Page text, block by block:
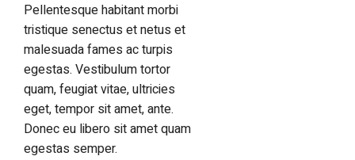
Pellentesque habitant morbi
tristique senectus et netus et
malesuada fames ac turpis
egestas. Vestibulum tortor
quam, feugiat vitae, ultricies
eget, tempor sit amet, ante.
Donec eu libero sit amet quam
egestas semper.